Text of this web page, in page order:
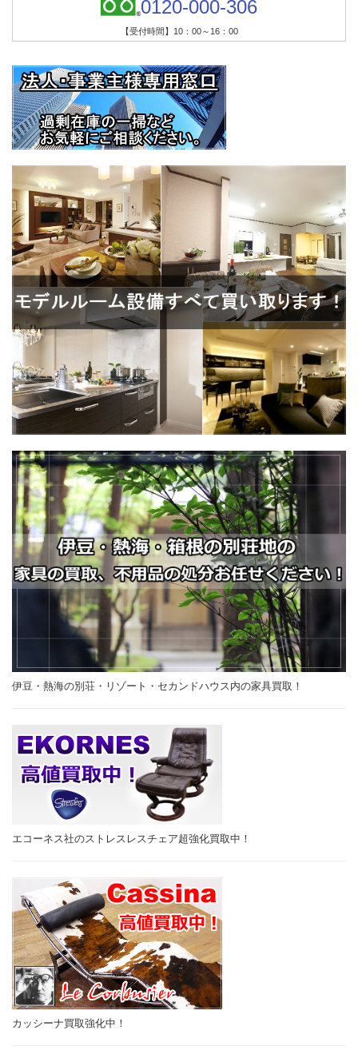
0120-000-306
【受付時間】10：00～16：00
伊豆・熱海の別荘・リゾート・セカンドハウス内の家具買取！
エコーネス社のストレスレスチェア超強化買取中！
カッシーナ買取強化中！